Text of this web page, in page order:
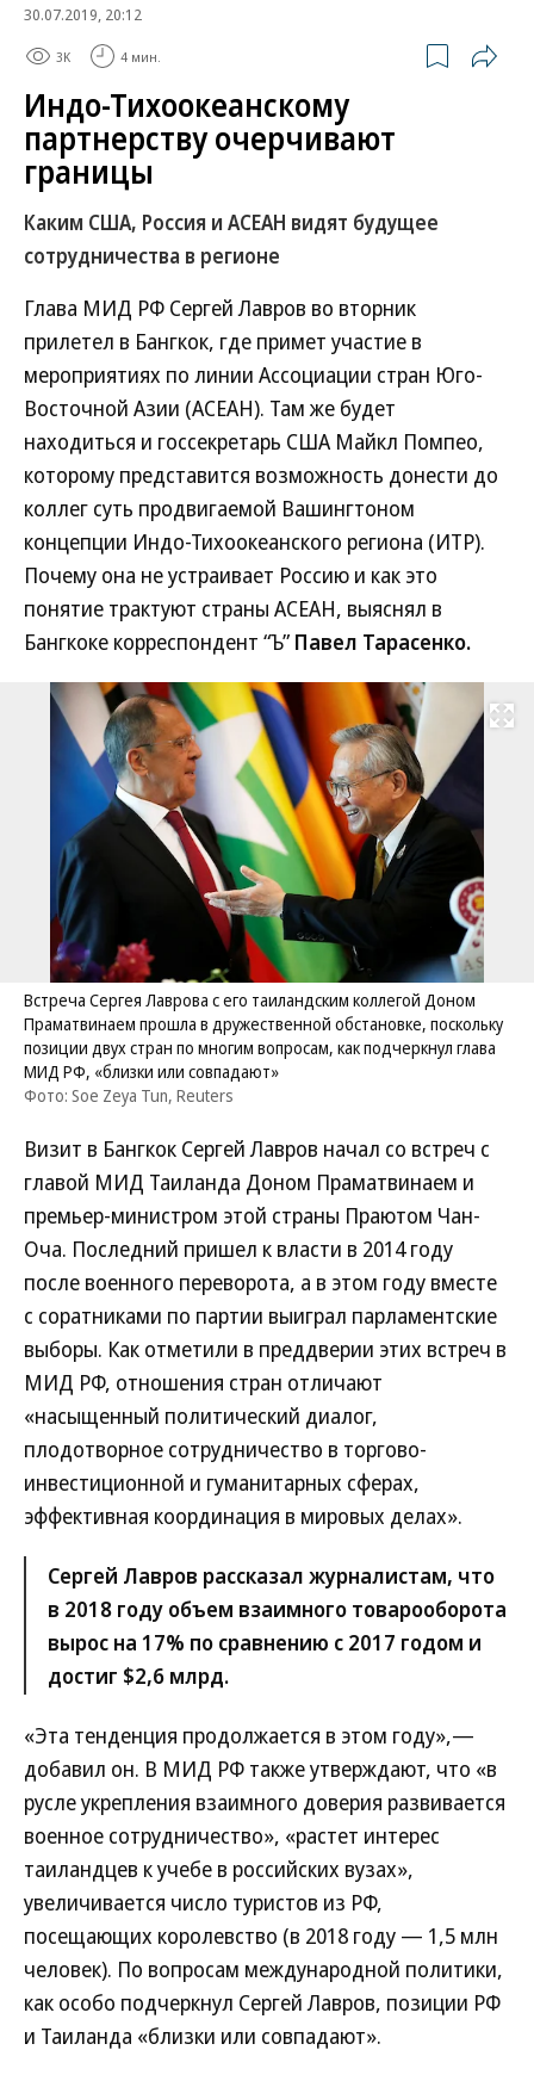
30.07.2019, 20:12
3K 4 мин.
Индо-Тихоокеанскому
партнерству очерчивают
границы
Каким США, Россия и АСЕАН видят будущее
сотрудничества в регионе
Глава МИД РФ Сергей Лавров во вторник
прилетел в Бангкок, где примет участие в
мероприятиях по линии Ассоциации стран Юго-
Восточной Азии (АСЕАН). Там же будет
находиться и госсекретарь США Майкл Помпео,
которому представится возможность донести до
коллег суть продвигаемой Вашингтоном
концепции Индо-Тихоокеанского региона (ИТР).
Почему она не устраивает Россию и как это
понятие трактуют страны АСЕАН, выяснял в
Бангкоке корреспондент “Ъ” Павел Тарасенко.
Развернуть
Встреча Сергея Лаврова с его таиландским коллегой Доном
Праматвинаем прошла в дружественной обстановке, поскольку
позиции двух стран по многим вопросам, как подчеркнул глава
МИД РФ, «близки или совпадают»
Фото: Soe Zeya Tun, Reuters
Визит в Бангкок Сергей Лавров начал со встреч с
главой МИД Таиланда Доном Праматвинаем и
премьер-министром этой страны Праютом Чан-
Оча. Последний пришел к власти в 2014 году
после военного переворота, а в этом году вместе
с соратниками по партии выиграл парламентские
выборы. Как отметили в преддверии этих встреч в
МИД РФ, отношения стран отличают
«насыщенный политический диалог,
плодотворное сотрудничество в торгово-
инвестиционной и гуманитарных сферах,
эффективная координация в мировых делах».
Сергей Лавров рассказал журналистам, что
в 2018 году объем взаимного товарооборота
вырос на 17% по сравнению с 2017 годом и
достиг $2,6 млрд.
«Эта тенденция продолжается в этом году»,—
добавил он. В МИД РФ также утверждают, что «в
русле укрепления взаимного доверия развивается
военное сотрудничество», «растет интерес
таиландцев к учебе в российских вузах»,
увеличивается число туристов из РФ,
посещающих королевство (в 2018 году — 1,5 млн
человек). По вопросам международной политики,
как особо подчеркнул Сергей Лавров, позиции РФ
и Таиланда «близки или совпадают».